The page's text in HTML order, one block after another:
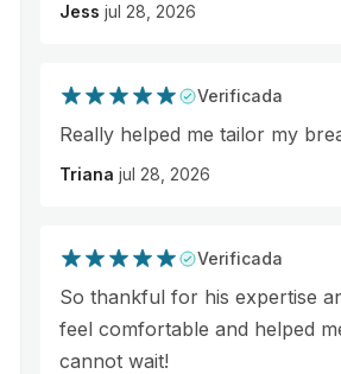
Jess jul 28, 2026
Verificada
Really helped me tailor my
Triana jul 28, 2026
Verificada
So thankful for his expertise
feel comfortable and helped
cannot wait!